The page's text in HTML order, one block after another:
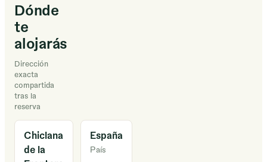
Dónde
te
alojarás
Dirección
exacta
compartida
tras la
reserva
Chiclana
de la
España
País